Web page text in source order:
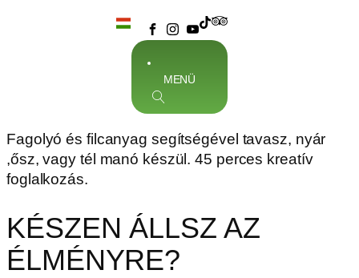
MENÜ
Fagolyó és filcanyag segítségével tavasz, nyár
,ősz, vagy tél manó készül. 45 perces kreatív
foglalkozás.
KÉSZEN ÁLLSZ AZ
ÉLMÉNYRE?